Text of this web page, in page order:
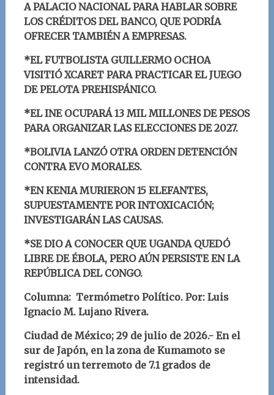
A PALACIO NACIONAL PARA HABLAR SOBRE
LOS CRÉDITOS DEL BANCO, QUE PODRÍA
OFRECER TAMBIÉN A EMPRESAS.
*EL FUTBOLISTA GUILLERMO OCHOA
VISITIÓ XCARET PARA PRACTICAR EL JUEGO
DE PELOTA PREHISPÁNICO.
*EL INE OCUPARÁ 13 MIL MILLONES DE PESOS
PARA ORGANIZAR LAS ELECCIONES DE 2027.
*BOLIVIA LANZÓ OTRA ORDEN DETENCIÓN
CONTRA EVO MORALES.
*EN KENIA MURIERON 15 ELEFANTES,
SUPUESTAMENTE POR INTOXICACIÓN;
INVESTIGARÁN LAS CAUSAS.
*SE DIO A CONOCER QUE UGANDA QUEDÓ
LIBRE DE ÉBOLA, PERO AÚN PERSISTE EN LA
REPÚBLICA DEL CONGO.
Columna: Termómetro Político. Por: Luis
Ignacio M. Lujano Rivera.
Ciudad de México; 29de juliode 2026.- En el
sur de Japón, en la zona de Kumamoto se
registró un terremoto de 7.1 grados de
intensidad.